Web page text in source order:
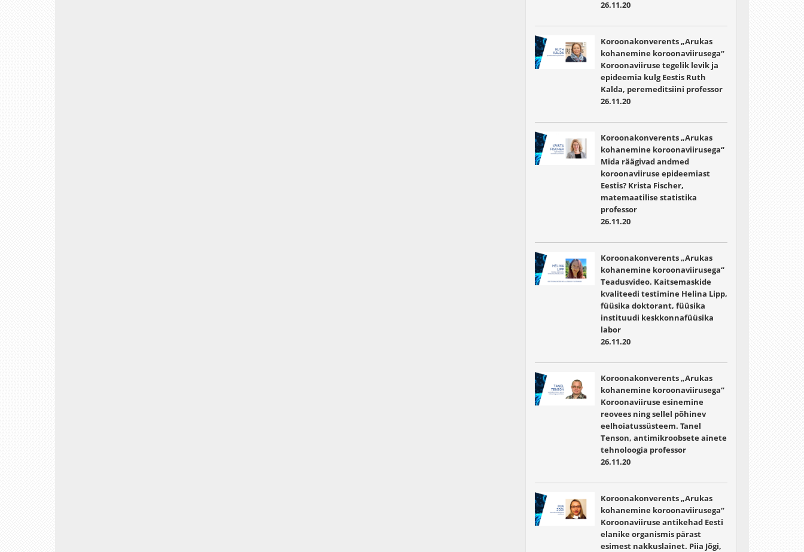
26.11.20
Koroonakonverents „Arukas
kohanemine koroonaviirusega“
Koroonaviiruse tegelik levik ja
epideemia kulg Eestis Ruth
Kalda, peremeditsiini professor
26.11.20
Koroonakonverents „Arukas
kohanemine koroonaviirusega“
Mida räägivad andmed
koroonaviiruse epideemiast
Eestis? Krista Fischer,
matemaatilise statistika
professor
26.11.20
Koroonakonverents „Arukas
kohanemine koroonaviirusega“
Teadusvideo. Kaitsemaskide
kvaliteedi testimine Helina Lipp,
füüsika doktorant, füüsika
instituudi keskkonnafüüsika
labor
26.11.20
Koroonakonverents „Arukas
kohanemine koroonaviirusega“
Koroonaviiruse esinemine
reovees ning sellel põhinev
eelhoiatussüsteem. Tanel
Tenson, antimikroobsete ainete
tehnoloogia professor
26.11.20
Koroonakonverents „Arukas
kohanemine koroonaviirusega“
Koroonaviiruse antikehad Eesti
elanike organismis pärast
esimest nakkuslainet. Piia Jõgi,